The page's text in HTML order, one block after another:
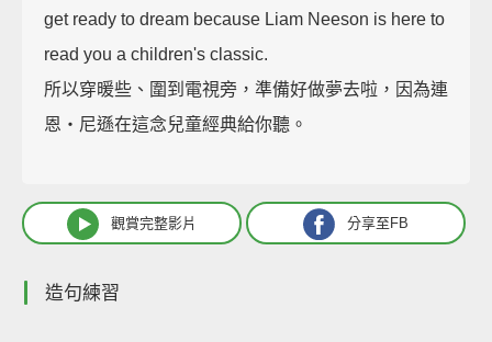
get ready to dream because Liam Neeson is here to
read you a children's classic.
所以穿暖些、圍到電視旁，準備好做夢去啦，因為連
恩‧尼遜在這念兒童經典給你聽。
觀賞完整影片 分享至FB
造句練習